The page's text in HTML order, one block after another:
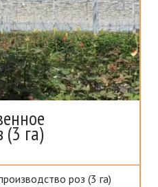
(3 га)
роз (3 га)